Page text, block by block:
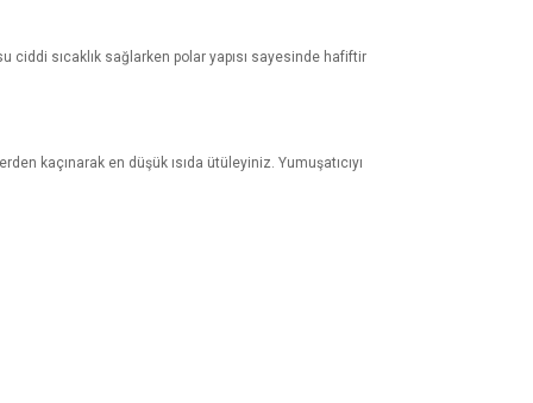
ciddi sıcaklık sağlarken polar yapısı sayesinde hafiftir
kaçınarak en düşük ısıda ütüleyiniz. Yumuşatıcıyı